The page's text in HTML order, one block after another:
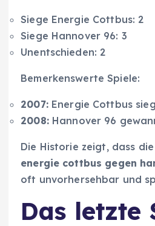
Siege Energie Cottbus: 2
Siege Hannover 96: 3
Unentschieden: 2
Bemerkenswerte Spiele:
2007:Energie Cottbus
2008:Hannover 96
Die Historie zeigt, dass
energie cottbus gegen
oft unvorhersehbar und
Das letzte